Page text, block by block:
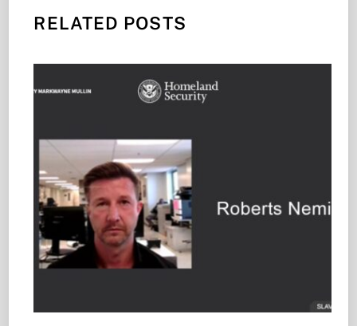
RELATED POSTS